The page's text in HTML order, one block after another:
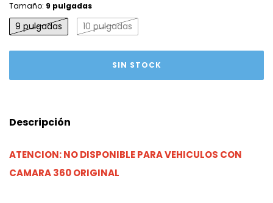
Tamaño: 9 pulgadas
9 pulgadas 10 pulgadas
Descripción
ATENCION: NO DISPONIBLE PARA VEHICULOS CON
CAMARA 360 ORIGINAL